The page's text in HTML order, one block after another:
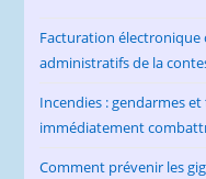
Facturation électronique
administratifs de la
Incendies : gendarmes
immédiatement
Comment prévenir les